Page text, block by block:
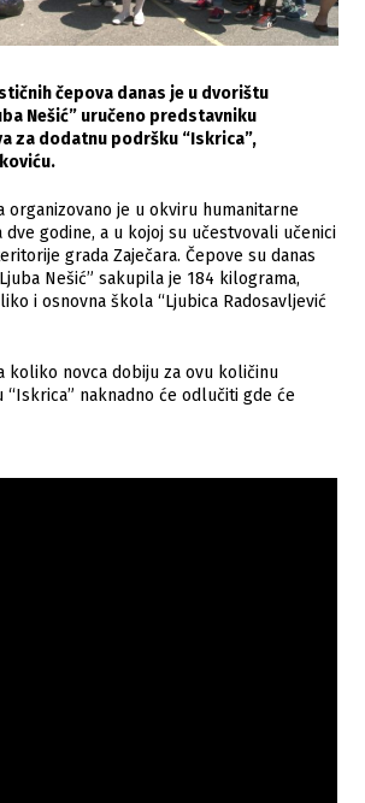
čepova danas je u dvorištu
Nešić” uručeno predstavniku
za dodatnu podršku “Iskrica”,
organizovano je u okviru humanitarne
dve godine, a u kojoj su učestvovali učenici
grada Zaječara. Čepove su danas
Nešić” sakupila je 184 kilograma,
i osnovna škola “Ljubica Radosavljević
koliko novca dobiju za ovu količinu
“Iskrica” naknadno će odlučiti gde će